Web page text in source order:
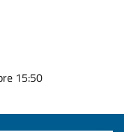
15:50